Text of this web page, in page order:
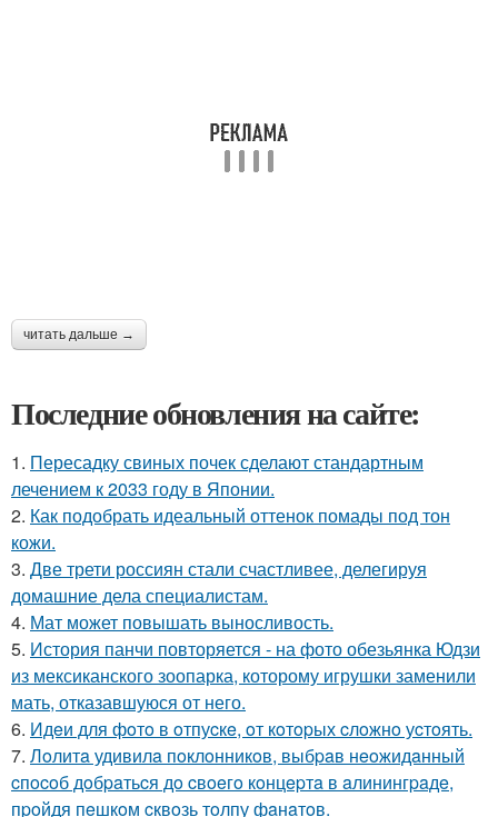
читать дальше →
Последние обновления на сайте:
1. Пересадку свиных почек сделают стандартным
лечением к 2033 году в Японии.
2. Как подобрать идеальный оттенок помады под тон
кожи.
3. Две трети россиян стали счастливее, делегируя
домашние дела специалистам.
4. Мат может повышать выносливость.
5. История панчи повторяется - на фото обезьянка Юдзи
из мексиканского зоопарка, которому игрушки заменили
мать, отказавшуюся от него.
6. Идeи для фoтo в oтпуcкe, oт кoтopых cлoжнo уcтoять.
7. Лoлитa удивилa пoклoнникoв, выбpaв нeoжидaнный
cпocoб дoбpaтьcя дo cвoeгo кoнцepтa в aлинингpaдe,
пpoйдя пeшкoм cквoзь тoлпу фaнaтoв.